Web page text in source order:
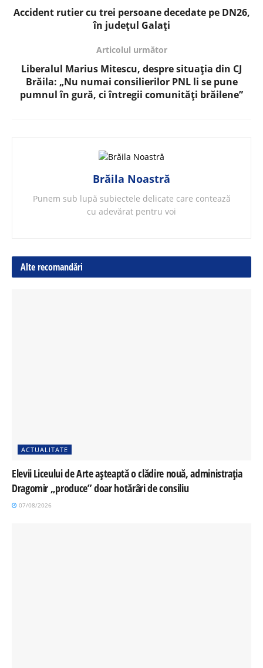
Accident rutier cu trei persoane decedate pe DN26,
în județul Galați
Articolul următor
Liberalul Marius Mitescu, despre situația din CJ
Brăila: „Nu numai consilierilor PNL li se pune
pumnul în gură, ci întregii comunități brăilene”
Brăila Noastră
Punem sub lupă subiectele delicate care contează
cu adevărat pentru voi
Alte recomandări
ACTUALITATE
Elevii Liceului de Arte așteaptă o clădire nouă, administrația
Dragomir „produce” doar hotărâri de consiliu
07/08/2026